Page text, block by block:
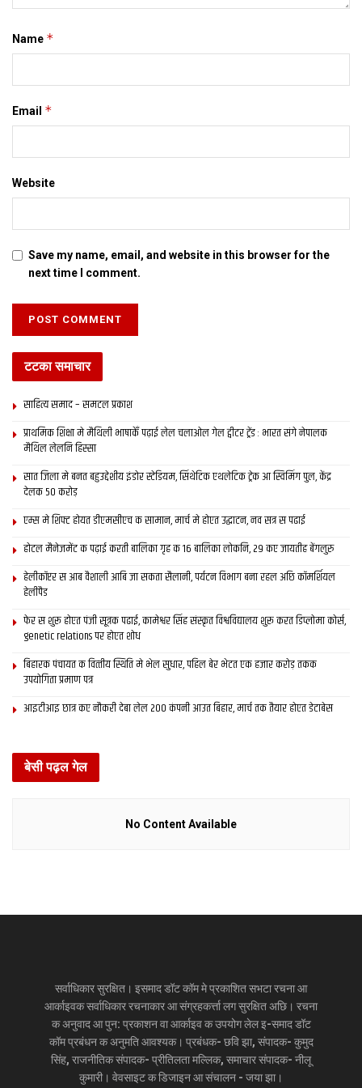
जगत
एहन मे मजदूर कए बढै़त अपराध क लेल जिम्मेदार ठहरा सरकार अनुचित काज
अनकर तुलना मे बिहार स दिल्ली आयल मजदूर बेसी सभ्य छथि। ओ चुपचाप
अपन काज करैत छथि आ टका कमा कए ओकर एकटा हिस्सा एहि राज्य मे
खर्च कए दैत छथि आ बाकी ल कए बिहार लौट जाइत छथि। आइ दिल्ली आ
एनसीआर मे गगनचुंबी इमारत ठार अछि। एक-एक फ्लैट क दाम एक करोड़
टका स बेसी अछि, मुदा जे प्रवासी मजदूर अपन जान लगाकए एकरा बनेलक
कतहू नहि भ रहल अछि।
जहां धरि दिल्ली मे बढै़त अपराध क प्रश्न अछि, त ओ नवधनाढय़ युवक क
कारस्तानी छी, जे अपन मन बहलेबा लेल पैघ-पैघ गाड़ी स गरीब राहगीर कए
कुचलैत रहैत छथि।
इ बड़ संतोष क गप अछि जे पी चिदंबरम सेहो अपन बयान वापस ल लेलाह। इ
देखल गेल अछि जे दिल्ली सन जगह पर अपमान क घाव ल बिहार लौटल युवक
नक्सली बनि जाइत अछि। एहि प्रवृत्ति कए रोकबाक लेल इ आवश्यक अछि जे
बिहार स आयल प्रवासी कए अपमानित करबाक परंपरा बंद कैल जाए।
लेखक झंझारपुर स सांसद रहि चुकल छथि।
Tags: Bihar
Name *
Email *
Website
Save my name, email, and website in this browser for the
next time I comment.
टटका समाचार
साहित्य समाद – समटल प्रकाश
प्राथमिक शि‍क्षा मे मैथि‍ली भाषाकेँ पढ़ाई लेल चलाओल गेल ट्वीटर ट्रेंड : भारत संगे नेपालक
मैथिल लेलनि हिस्सा
सात जिला मे बनत बहुउद्देशीय इंडोर स्‍टेडि‍यम, सिंथेटिक एथलेटिक ट्रेक आ स्विमिंग पुल, केंद्र
देलक 50 करोड़
एम्स मे शिफ्ट होयत डीएमसीएच क सामान, मार्च मे होएत उद्घाटन, नव सत्र स पढाई
होटल मैनेजमेंट क पढ़ाई करती बालिका गृह क 16 बालिका लोकनि, 29 कए जायतीह बेंगलुरु
हेलीकॉप्टर स आब वैशाली आबि जा सकता सैलानी, पर्यटन विभाग बना रहल अछि कॉमर्शियल
हेलीपैड
फेर स शुरू होएत पंजी सूत्रक पढाई, कामेश्वर सिंह संस्कृत विश्वविद्यालय शुरू करत डिप्लोमा कोर्स,
genetic relations पर होएत शोध
बिहारक पंचायत क वित्‍तीय स्थिति मे भेल सुधार, पहिल बेर भेटत एक हजार करोड़ तकक
उपयोगिता प्रमाण पत्र
आइटीआइ छात्र कए नौकरी देबा लेल 200 कंपनी आउत बिहार, मार्च तक तैयार होएत डेटाबेस
बेसी पढ़ल गेल
No Content Available
सर्वाधिकार सुरक्षित। इसमाद डॉट कॉम मे प्रकाशित सभटा रचना आ
आर्काइवक सर्वाधिकार रचनाकार आ संग्रहकर्त्ता लग सुरक्षित अछि। रचना
क अनुवाद आ पुन: प्रकाशन वा आर्काइव क उपयोग लेल इ-समाद डॉट
कॉम प्रबंधन क अनुमति आवश्यक। प्रबंधक- छवि झा, संपादक- कुमुद
सिंह, राजनीतिक संपादक- प्रीतिलता मल्लिक, समाचार संपादक- नीलू
कुमारी। वेवसाइट क डिजाइन आ संचालन - जया झा।